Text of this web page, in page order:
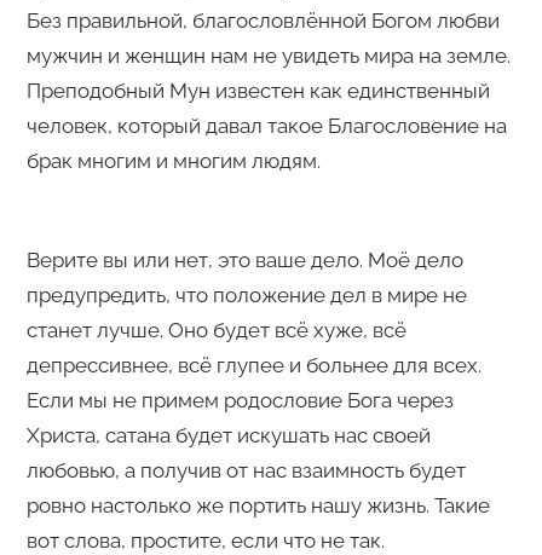
Без правильной, благословлённой Богом любви
мужчин и женщин нам не увидеть мира на земле.
Преподобный Мун известен как единственный
человек, который давал такое Благословение на
брак многим и многим людям.
Верите вы или нет, это ваше дело. Моё дело
предупредить, что положение дел в мире не
станет лучше. Оно будет всё хуже, всё
депрессивнее, всё глупее и больнее для всех.
Если мы не примем родословие Бога через
Христа, сатана будет искушать нас своей
любовью, а получив от нас взаимность будет
ровно настолько же портить нашу жизнь. Такие
вот слова, простите, если что не так.